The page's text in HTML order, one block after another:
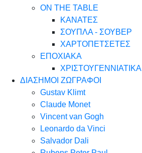
ON THE TABLE
ΚΑΝΑΤΕΣ
ΣΟΥΠΛΑ - ΣΟΥΒΕΡ
ΧΑΡΤΟΠΕΤΣΕΤΕΣ
ΕΠΟΧΙΑΚΑ
ΧΡΙΣΤΟΥΓΕΝΝΙΑΤΙΚΑ
ΔΙΑΣΗΜΟΙ ΖΩΓΡΑΦΟΙ
Gustav Klimt
Claude Monet
Vincent van Gogh
Leonardo da Vinci
Salvador Dali